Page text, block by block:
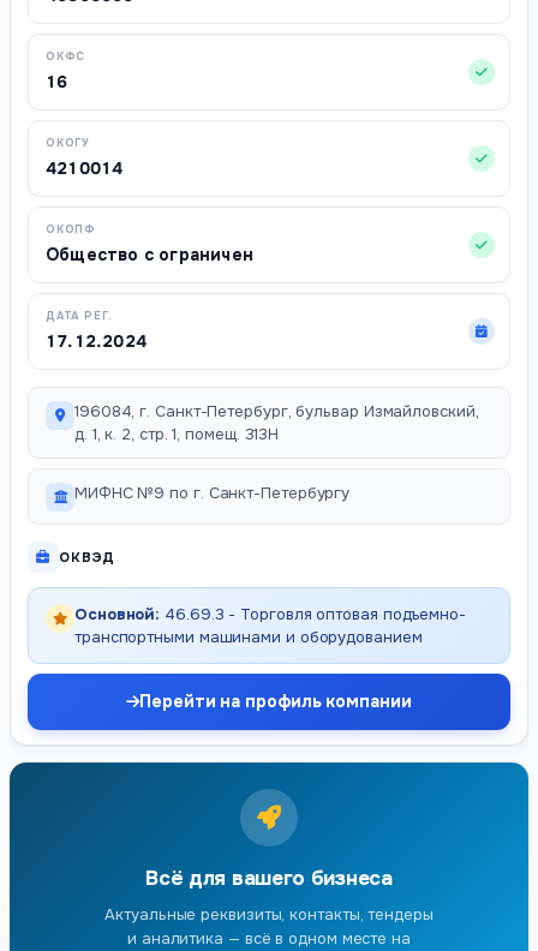
ОКФС
16
ОКОГУ
4210014
ОКОПФ
Общество с ограничен
ДАТА РЕГ.
17.12.2024
196084, г. Санкт-Петербург, бульвар Измайловский,
д. 1, к. 2, стр. 1, помещ. 313Н
МИФНС №9 по г. Санкт-Петербургу
ОКВЭД
Основной: 46.69.3 - Торговля оптовая подъемно-
транспортными машинами и оборудованием
Перейти на профиль компании
Всё для вашего бизнеса
Актуальные реквизиты, контакты, тендеры
и аналитика — всё в одном месте на